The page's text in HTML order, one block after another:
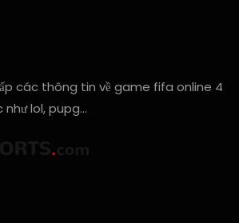
các thông tin về game fifa online 4
lol, pupg…